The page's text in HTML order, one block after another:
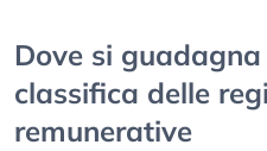
Dove si
classifica delle
remunerative